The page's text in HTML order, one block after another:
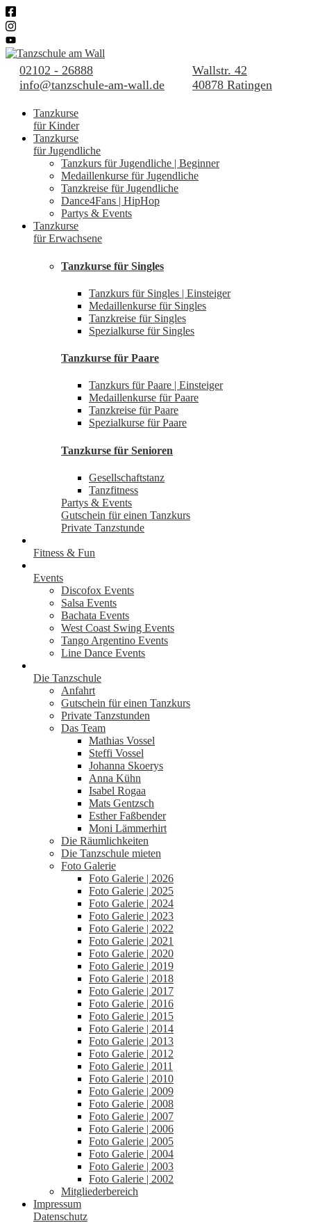
02102 - 26888
info@tanzschule-am-wall.de
Wallstr. 42
40878 Ratingen
Tanzkurse
für Kinder
Tanzkurse
für Jugendliche
Tanzkurs für Jugendliche | Beginner
Medaillenkurse für Jugendliche
Tanzkreise für Jugendliche
Dance4Fans | HipHop
Partys & Events
Tanzkurse
für Erwachsene
Tanzkurse für Singles
Tanzkurs für Singles | Einsteiger
Medaillenkurse für Singles
Tanzkreise für Singles
Spezialkurse für Singles
Tanzkurse für Paare
Tanzkurs für Paare | Einsteiger
Medaillenkurse für Paare
Tanzkreise für Paare
Spezialkurse für Paare
Tanzkurse für Senioren
Gesellschaftstanz
Tanzfitness
Partys & Events
Gutschein für einen Tanzkurs
Private Tanzstunde
Fitness & Fun
Events
Discofox Events
Salsa Events
Bachata Events
West Coast Swing Events
Tango Argentino Events
Line Dance Events
Die Tanzschule
Anfahrt
Gutschein für einen Tanzkurs
Private Tanzstunden
Das Team
Mathias Vossel
Steffi Vossel
Johanna Skoerys
Anna Kühn
Isabel Rogaa
Mats Gentzsch
Esther Faßbender
Moni Lämmerhirt
Die Räumlichkeiten
Die Tanzschule mieten
Foto Galerie
Foto Galerie | 2026
Foto Galerie | 2025
Foto Galerie | 2024
Foto Galerie | 2023
Foto Galerie | 2022
Foto Galerie | 2021
Foto Galerie | 2020
Foto Galerie | 2019
Foto Galerie | 2018
Foto Galerie | 2017
Foto Galerie | 2016
Foto Galerie | 2015
Foto Galerie | 2014
Foto Galerie | 2013
Foto Galerie | 2012
Foto Galerie | 2011
Foto Galerie | 2010
Foto Galerie | 2009
Foto Galerie | 2008
Foto Galerie | 2007
Foto Galerie | 2006
Foto Galerie | 2005
Foto Galerie | 2004
Foto Galerie | 2003
Foto Galerie | 2002
Mitgliederbereich
Impressum
Datenschutz